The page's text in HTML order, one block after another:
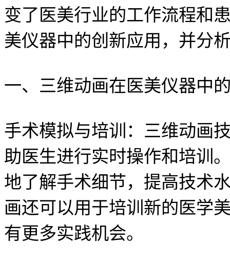
变了医美行业的工作流程和
美仪器中的创新应用，并分
一、三维动画在医美仪器中
手术模拟与培训：三维动画
助医生进行实时操作和培训
地了解手术细节，提高技术
画还可以用于培训新的医学
有更多实践机会。